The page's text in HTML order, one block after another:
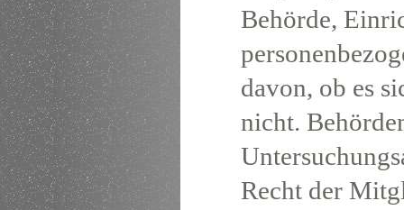
Behörde,
davon, ob es
nicht.
Recht der